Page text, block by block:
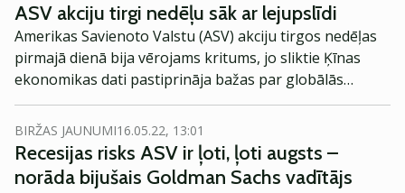
ASV akciju tirgi nedēļu sāk ar lejupslīdi
Amerikas Savienoto Valstu (ASV) akciju tirgos nedēļas
pirmajā dienā bija vērojams kritums, jo sliktie Ķīnas
ekonomikas dati pastiprināja bažas par globālās
izaugsmes palēnināšanos. Visvairāk kritās Tesla un
citas izaugsmes akcijas.
BIRŽAS JAUNUMI16.05.22, 13:01
Recesijas risks ASV ir ļoti, ļoti augsts –
norāda bijušais Goldman Sachs vadītājs